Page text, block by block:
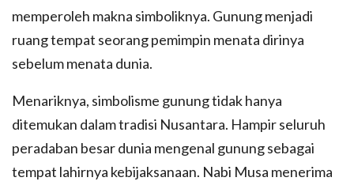
memperoleh makna simboliknya. Gunung menjadi
ruang tempat seorang pemimpin menata dirinya
sebelum menata dunia.
Menariknya, simbolisme gunung tidak hanya
ditemukan dalam tradisi Nusantara. Hampir seluruh
peradaban besar dunia mengenal gunung sebagai
tempat lahirnya kebijaksanaan. Nabi Musa menerima